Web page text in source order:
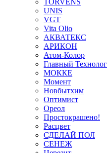
TORVENS
UNIS
VGT
Vita Olio
АКВАТЕКС
АРИКОН
Атом-Колор
Главный Технолог
МOККЕ
Момент
Новбытхим
Оптимист
Ореол
Простокрашено!
Расцвет
СДЕЛАЙ ПОЛ
СЕНЕЖ